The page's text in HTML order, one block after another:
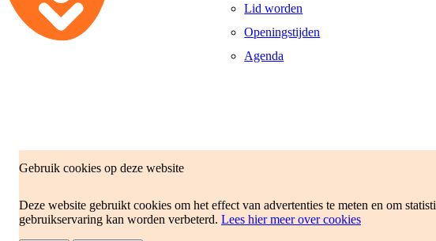
Gebruik cookies op deze website
Deze website gebruikt cookies om het effect van advertenties te meten en om
gebruikservaring kan worden verbeterd. Lees hier meer over cookies
Lid worden
Openingstijden
Agenda